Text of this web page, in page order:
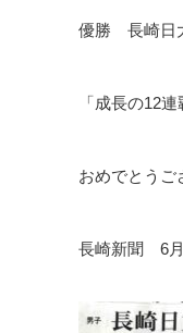
優勝 長崎日
「成長の12連
おめでとうご
長崎新聞 6